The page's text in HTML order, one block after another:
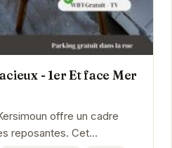
- 1er Et face Mer
offre un cadre
reposantes. Cet